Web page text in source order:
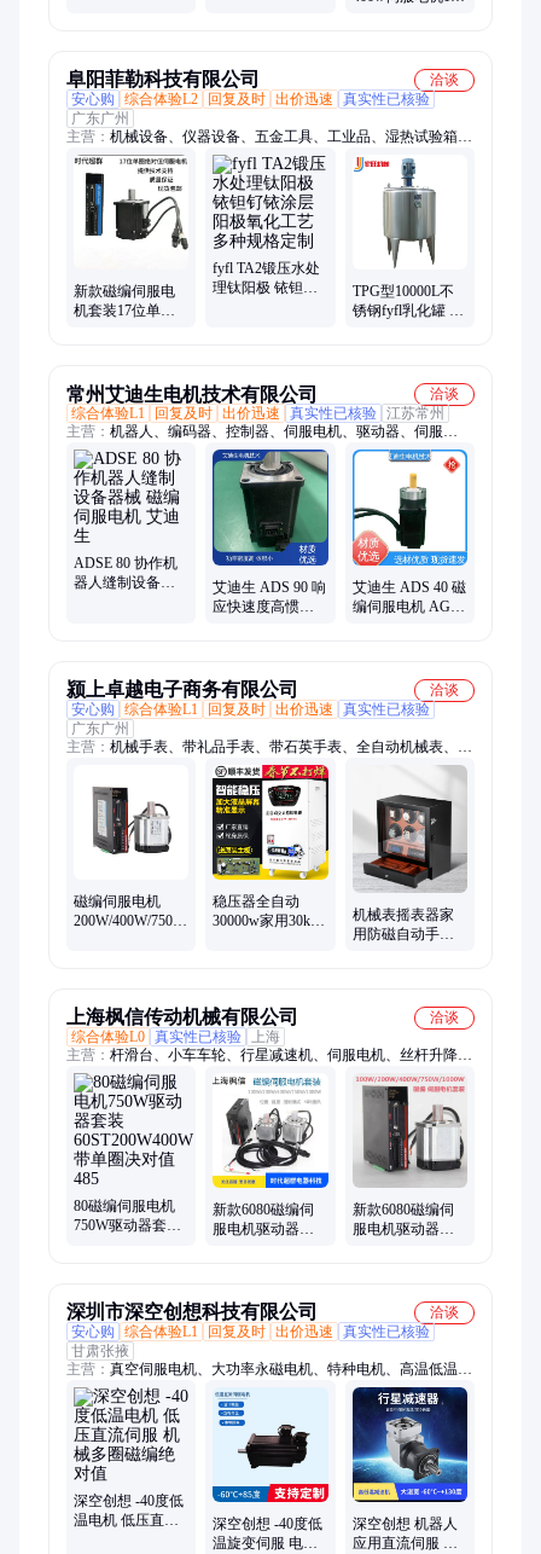
阜阳菲勒科技有限公司
洽谈
安心购
综合体验L2 回复及时 出价迅速
真实性已核验
广东广州
主营： 机械设备、仪器设备、五金工具、工业品、湿热试验箱、
汽车四轮仪、汽车尾气分析仪、电动机、热成像仪、履带运输
车、静电测试仪、训练器械、出库仪、健身器材、涂层测厚仪、
旅行自行车、彩色复印机、音叉液位开关、稳压器、直流稳压电
源、红外线水平仪、烙铁焊、叫号器、燃气表
新款磁编伺服电
机套装17位单圈
fyfl TA2锻压水处
理钛阳极 铱钽钌
TPG型10000L不
锈钢fyfl乳化罐 食
常州艾迪生电机技术有限公司
洽谈
综合体验L1
回复及时 出价迅速 真实性已核验 江苏常州
主营： 机器人、编码器、控制器、伺服电机、驱动器、伺服
rosh、无框力矩、直流电机、包装设备、包装印刷、无框电机、
电机定制、微型电机、运输机器、无刷电机、直流伺服、控制系
统、缝制设备、激光雷达、伺服马达、tp定制电机、涡轮减速
机、耐低温电机、伺服短电机、空心杯电机
ADSE 80 协作机
器人缝制设备器
艾迪生 ADS 90 响
应快速度高惯量
艾迪生 ADS 40 磁
编伺服电机 AGV
颍上卓越电子商务有限公司
洽谈
安心购
综合体验L1 回复及时 出价迅速
真实性已核验
广东广州
主营： 机械手表、带礼品手表、带石英手表、全自动机械表、机
械男士手表、学生考试石英表
磁编伺服电机
200W/400W/750W
稳压器全自动
30000w家用30kw
机械表摇表器家
用防磁自动手表
上海枫信传动机械有限公司
洽谈
综合体验L0 真实性已核验
上海
主营： 杆滑台、小车车轮、行星减速机、伺服电机、丝杆升降
机、伺服电动缸、蜗轮减速机、同步带滑台、齿轮齿条模组、专
用蜗轮减速器
80磁编伺服电机
750W驱动器套装
新款6080磁编伺
服电机驱动器套
新款6080磁编伺
服电机驱动器套
深圳市深空创想科技有限公司
洽谈
安心购
综合体验L1 回复及时 出价迅速
真实性已核验
甘肃张掖
主营： 真空伺服电机、大功率永磁电机、特种电机、高温低温电
机、真空高低温模块产品
深空创想 -40度低
温电机 低压直流
深空创想 -40度低
温旋变伺服 电动
深空创想 机器人
应用直流伺服 低